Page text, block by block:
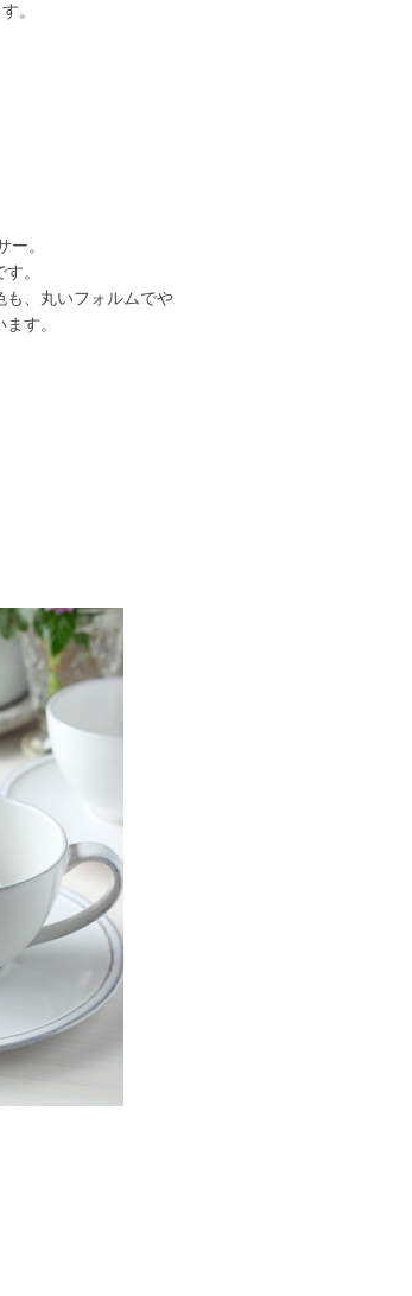
。
ー。
。
も、丸いフォルムでや
す。